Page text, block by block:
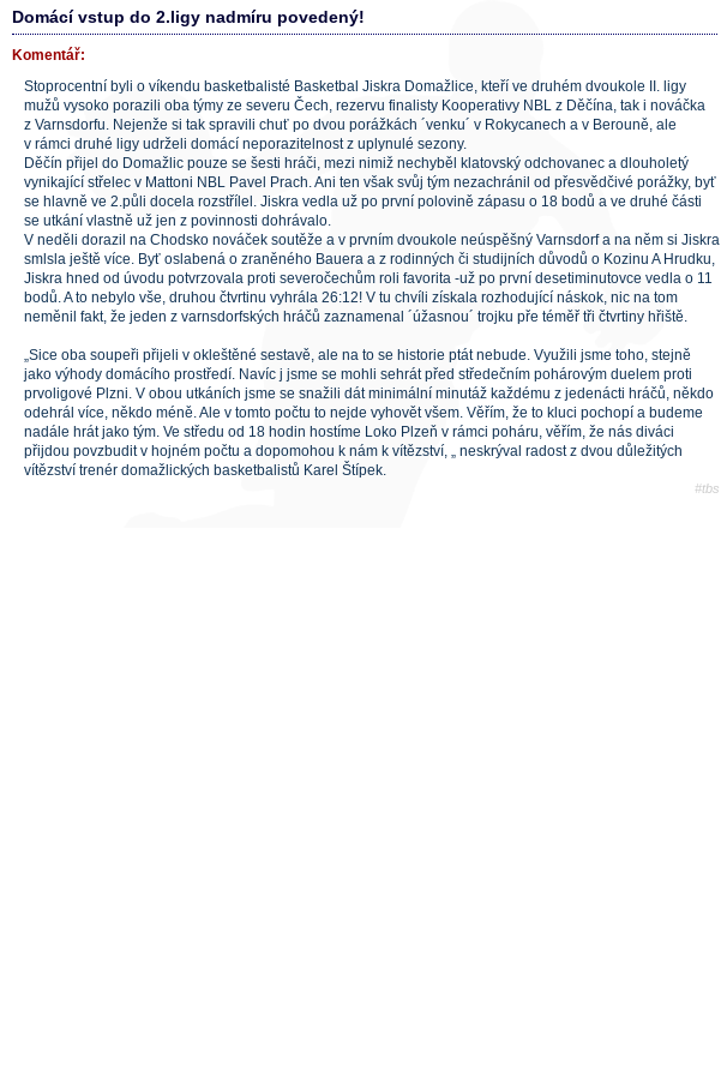
Domácí vstup do 2.ligy nadmíru povedený!
Komentář:
Stoprocentní byli o víkendu basketbalisté Basketbal Jiskra Domažlice, kteří ve druhém dvoukole II. ligy
mužů vysoko porazili oba týmy ze severu Čech, rezervu finalisty Kooperativy NBL z Děčína, tak i nováčka
z Varnsdorfu. Nejenže si tak spravili chuť po dvou porážkách ´venku´ v Rokycanech a v Berouně, ale
v rámci druhé ligy udrželi domácí neporazitelnost z uplynulé sezony.
Děčín přijel do Domažlic pouze se šesti hráči, mezi nimiž nechyběl klatovský odchovanec a dlouholetý
vynikající střelec v Mattoni NBL Pavel Prach. Ani ten však svůj tým nezachránil od přesvědčivé porážky, byť
se hlavně ve 2.půli docela rozstřílel. Jiskra vedla už po první polovině zápasu o 18 bodů a ve druhé části
se utkání vlastně už jen z povinnosti dohrávalo.
V neděli dorazil na Chodsko nováček soutěže a v prvním dvoukole neúspěšný Varnsdorf a na něm si Jiskra
smlsla ještě více. Byť oslabená o zraněného Bauera a z rodinných či studijních důvodů o Kozinu A Hrudku,
Jiskra hned od úvodu potvrzovala proti severočechům roli favorita -už po první desetiminutovce vedla o 11
bodů. A to nebylo vše, druhou čtvrtinu vyhrála 26:12! V tu chvíli získala rozhodující náskok, nic na tom
neměnil fakt, že jeden z varnsdorfských hráčů zaznamenal ´úžasnou´ trojku pře téměř tři čtvrtiny hřiště.
„Sice oba soupeři přijeli v okleštěné sestavě, ale na to se historie ptát nebude. Využili jsme toho, stejně
jako výhody domácího prostředí. Navíc j jsme se mohli sehrát před středečním pohárovým duelem proti
prvoligové Plzni. V obou utkáních jsme se snažili dát minimální minutáž každému z jedenácti hráčů, někdo
odehrál více, někdo méně. Ale v tomto počtu to nejde vyhovět všem. Věřím, že to kluci pochopí a budeme
nadále hrát jako tým. Ve středu od 18 hodin hostíme Loko Plzeň v rámci poháru, věřím, že nás diváci
přijdou povzbudit v hojném počtu a dopomohou k nám k vítězství, „ neskrýval radost z dvou důležitých
vítězství trenér domažlických basketbalistů Karel Štípek.
#tbs